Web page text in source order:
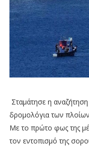
Σταμάτησε η
δρομολόγια των
Με το πρώτο φως της
τον εντοπισμό της